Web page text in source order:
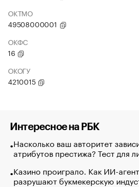
ОКТМО
49508000001
ОКФС
16
ОКОГУ
4210015
Интересное на РБК
Насколько ваш авторитет
атрибутов престижа? Тест для
Казино проиграло. Как ИИ-
разрушают букмекерскую